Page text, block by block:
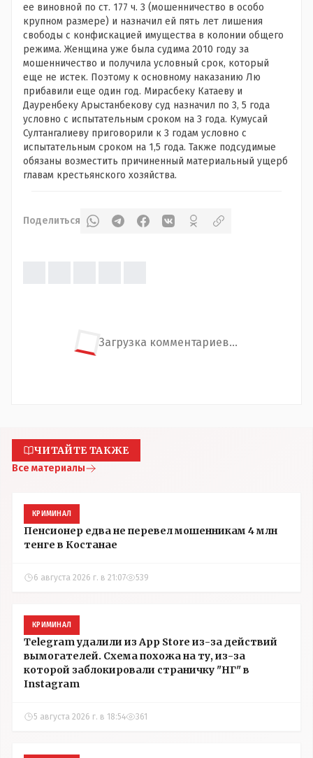
ее виновной по ст. 177 ч. 3 (мошенничество в особо
крупном размере) и назначил ей пять лет лишения
свободы с конфискацией имущества в колонии общего
режима. Женщина уже была судима 2010 году за
мошенничество и получила условный срок, который
еще не истек. Поэтому к основному наказанию Лю
прибавили еще один год. Мирасбеку Катаеву и
Дауренбеку Арыстанбекову суд назначил по 3, 5 года
условно с испытательным сроком на 3 года. Кумусай
Султангалиеву приговорили к 3 годам условно с
испытательным сроком на 1,5 года. Также подсудимые
обязаны возместить причиненный материальный ущерб
главам крестьянского хозяйства.
Поделиться
Загрузка комментариев...
ЧИТАЙТЕ ТАКЖЕ
Все материалы
КРИМИНАЛ
Пенсионер едва не перевел мошенникам 4 млн
тенге в Костанае
6 августа 2026 г. в 21:07 539
КРИМИНАЛ
Telegram удалили из App Store из-за действий
вымогателей. Схема похожа на ту, из-за
которой заблокировали страничку "НГ" в
Instagram
5 августа 2026 г. в 18:54 361